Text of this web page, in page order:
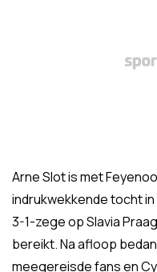
Arne Slot is met
indrukwekkende tocht
3-1-zege op Slavia
bereikt. Na afloop
meegereisde fans en